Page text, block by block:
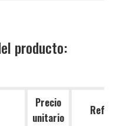
producto:
Precio
unitario
Ref.